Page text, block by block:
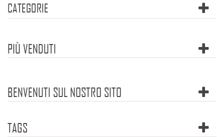
CATEGORIE
PIÙ VENDUTI
BENVENUTI SUL NOSTRO SITO
TAGS